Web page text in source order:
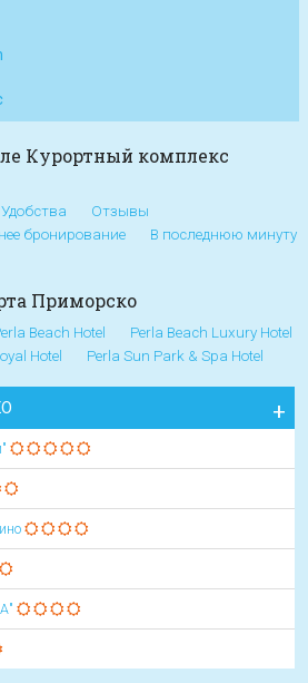
Курортный комплекс
Удобства
Отзывы
бронирование
В последнюю минуту
Приморско
Beach Hotel
Perla Beach Luxury Hotel
Hotel Perla Sun Park & Spa Hotel